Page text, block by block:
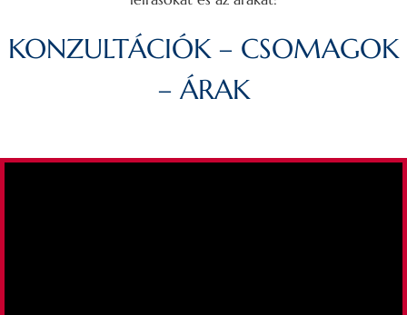
KONZULTÁCIÓK – CSOMAGOK
– ÁRAK